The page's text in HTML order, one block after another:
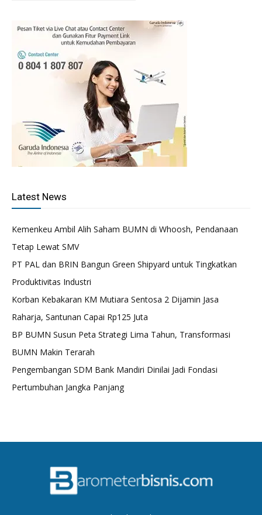
Latest News
Kemenkeu Ambil Alih Saham BUMN di Whoosh, Pendanaan
Tetap Lewat SMV
PT PAL dan BRIN Bangun Green Shipyard untuk Tingkatkan
Produktivitas Industri
Korban Kebakaran KM Mutiara Sentosa 2 Dijamin Jasa
Raharja, Santunan Capai Rp125 Juta
BP BUMN Susun Peta Strategi Lima Tahun, Transformasi
BUMN Makin Terarah
Pengembangan SDM Bank Mandiri Dinilai Jadi Fondasi
Pertumbuhan Jangka Panjang